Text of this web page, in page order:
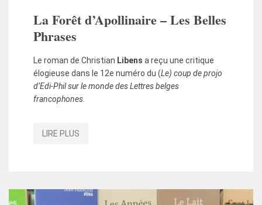
La Forêt d’Apollinaire – Les Belles
Phrases
Le roman de Christian Libens a reçu une critique
élogieuse dans le 12e numéro du (Le) coup de projo
d’Edi-Phil sur le monde des Lettres belges
francophones.
LIRE PLUS